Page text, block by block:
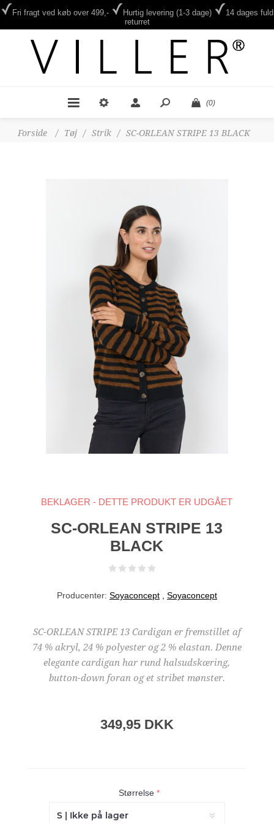
Fri fragt ved køb over 499,- Hurtig levering (1-3 dage)
14 dages fuld
returret
(0)
Forside / Tøj / Strik / SC-ORLEAN STRIPE 13 BLACK
BEKLAGER - DETTE PRODUKT ER UDGÅET
SC-ORLEAN STRIPE 13
BLACK
Producenter: Soyaconcept Soyaconcept
SC-ORLEAN STRIPE 13 Cardigan er fremstillet af
74 % akryl, 24 % polyester og 2 % elastan. Denne
elegante cardigan har rund halsudskæring,
button-down foran og et stribet mønster.
349,95 DKK
Størrelse*